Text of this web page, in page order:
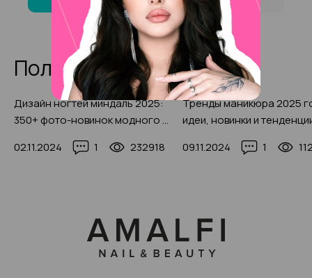
Полезные статьи
Дизайн ногтей миндаль 2025:
350+ фото-новинок модного и
02.11.2024 1 232918
Тренды маникюра 2025
идеи, новинки и
09.11.2024 1